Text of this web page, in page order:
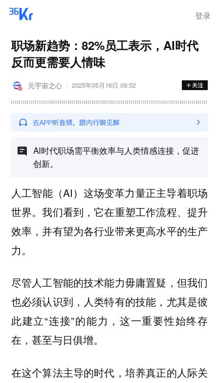
登录
职场新趋势：82%员工表示，AI时代
反而更需要人情味
元宇宙之心 2025年05月16日 09:52
AI时代职场需平衡效率与人类情感连接，促进
创新。
人工智能（AI）这场变革力量正主导着职场
世界。我们看到，它在重塑工作流程、提升
效率，并有望为各行业带来更高水平的生产
力。
尽管人工智能的技术能力毋庸置疑，但我们
也必须认识到，人类特有的技能，尤其是彼
此建立“连接”的能力，这一重要性始终存
在，甚至与日俱增。
在这个算法主导的时代，培养真正的人际关